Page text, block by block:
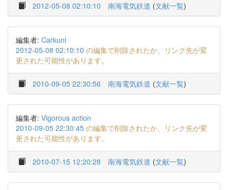
2012-05-08 02:10:10 南海電気鉄道 (文献一覧)
編集者: Carkuni
2012-05-08 02:10:10 の編集で削除されたか、リンク先が変
更された可能性があります。
2010-09-05 22:30:56 南海電気鉄道 (文献一覧)
編集者: Vigorous action
2010-09-05 22:30:45 の編集で削除されたか、リンク先が変
更された可能性があります。
2010-07-15 12:20:28 南海電気鉄道 (文献一覧)